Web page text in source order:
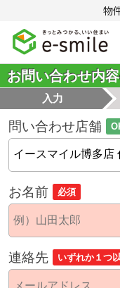
物
お問い合わせ内
入力
問い合わせ店舗
お名前 必須
連絡先 いずれか１つ